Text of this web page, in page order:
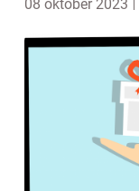
08 oktober 2023